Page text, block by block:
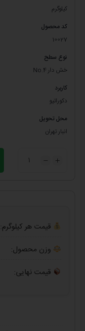
کیلوگرم
کد محصول
10027
نوع سطح
خش دار No.4
کاربرد
دکوراتیو
محل تحویل
انبار تهران
قیمت هر کیلوگرم:
وزن محصول:
قیمت نهایی: